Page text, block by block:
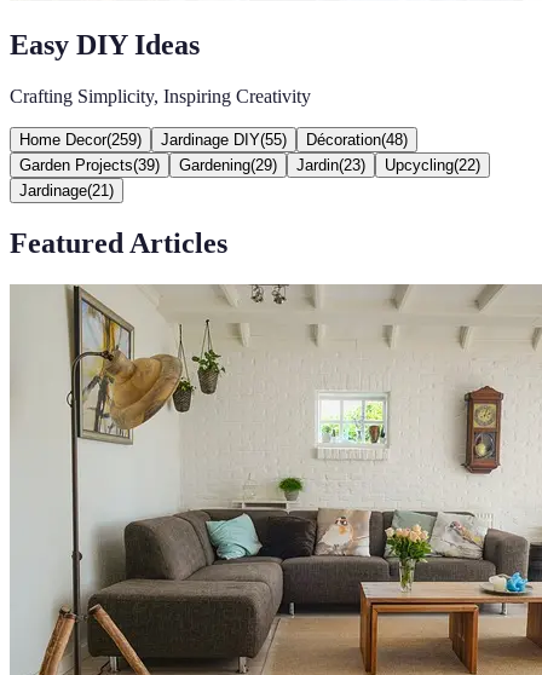
Easy DIY Ideas
Crafting Simplicity, Inspiring Creativity
Home Decor(259) Jardinage DIY(55) Décoration(48)
Garden Projects(39) Gardening(29) Jardin(23) Upcycling(22)
Jardinage(21 )
Featured Articles